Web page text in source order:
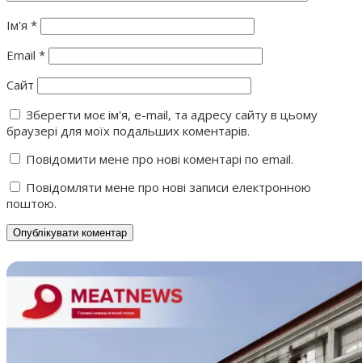
Ім'я *
Email *
Сайт
Зберегти моє ім'я, e-mail, та адресу сайту в цьому
браузері для моїх подальших коментарів.
Повідомити мене про нові коментарі по email.
Повідомляти мене про нові записи електронною
поштою.